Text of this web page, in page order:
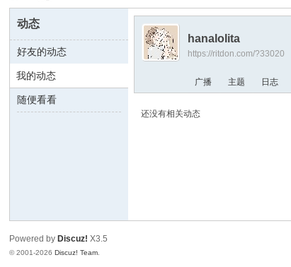
读
书
会
动态
好友的动态
我的动态
随便看看
hanalolita
https://ritdon.com/?33020
广播 主题 日志
还没有相关动态
Powered by Discuz! X3.5
© 2001-2026Discuz! Team